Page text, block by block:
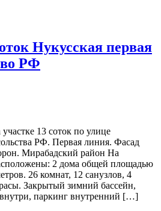
Нукусская первая
РФ
13 соток по улице
РФ. Первая линия. Фасад
Мирабадский район На
2 дома общей площадью
26 комнат, 12 санузлов, 4
Закрытый зимний бассейн,
внутри, паркинг внутренний […]